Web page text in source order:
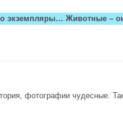
экземпляры… Животные –
фотографии чудесные.